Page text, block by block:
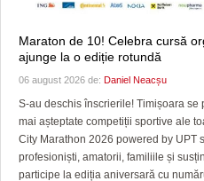
Maraton de 10! Celebra cursă
ajunge la o ediție rotundă
06 august 2026 de: Daniel Neacșu
S-au deschis înscrierile! Timișoara se
mai așteptate competiții sportive ale
City Marathon 2026 powered by UPT
profesioniști, amatorii, familiile și
participe la ediția aniversară cu